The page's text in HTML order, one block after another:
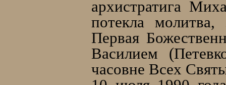
архистратига
потекла молитва,
Первая
Василием
часовне Всех